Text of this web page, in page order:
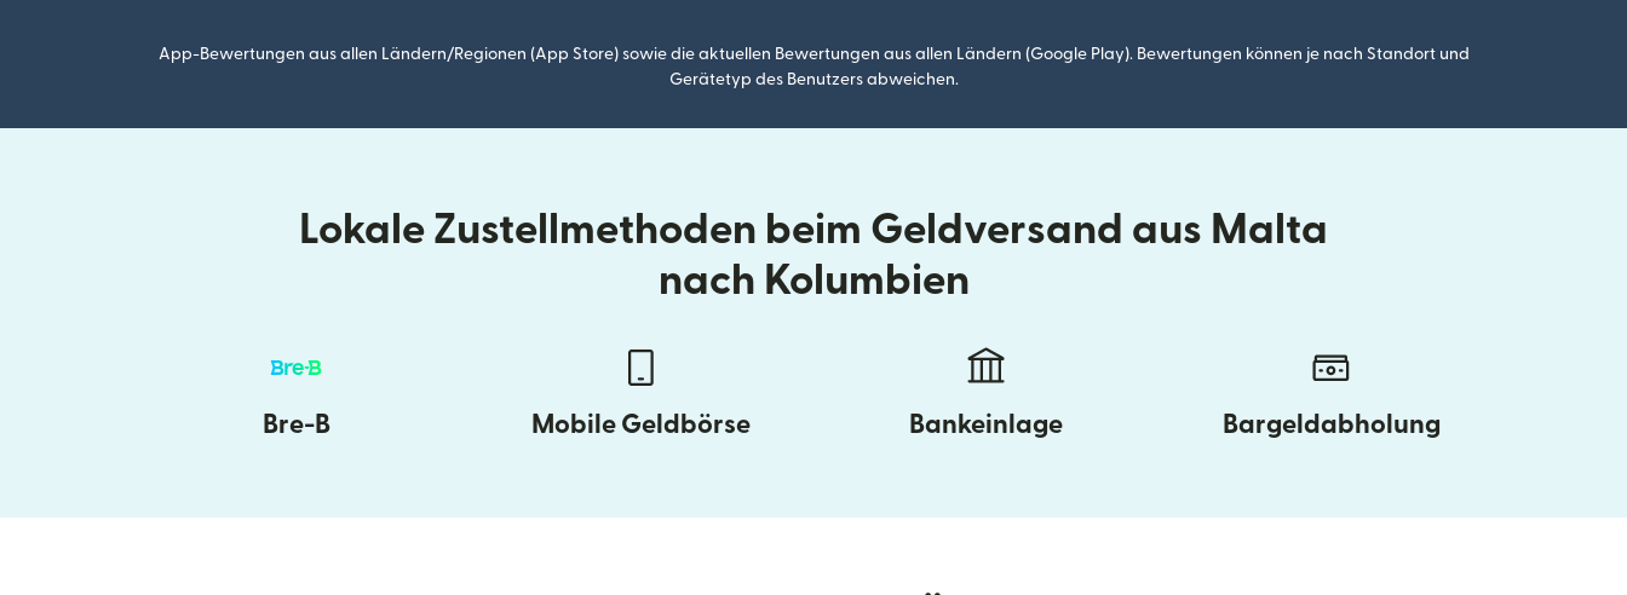
App-Bewertungen aus allen Ländern/Regionen (App Store) sowie die aktuellen Bewertungen aus allen Ländern (Google Play). Bewertungen können je nach Standort und
Gerätetyp des Benutzers abweichen.
Lokale Zustellmethoden beim Geldversand aus Malta
nach Kolumbien
Bre-B Mobile Geldbörse Bankeinlage Bargeldabholung